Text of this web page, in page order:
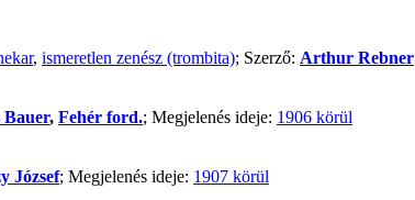
, ismeretlen zenész (trombita); Szerző: Arthur Rebner
Bauer, Fehér ford.; Megjelenés ideje: 1906 körül
József; Megjelenés ideje: 1907 körül